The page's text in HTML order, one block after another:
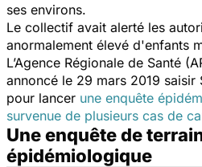
ses environs.
Le collectif avait alerté les
anormalement élevé d'enfants
L’Agence Régionale de Santé
annoncé le 29 mars 2019 saisir
pour lancer une enquête
survenue de plusieurs cas de
Une enquête de
épidémiologique